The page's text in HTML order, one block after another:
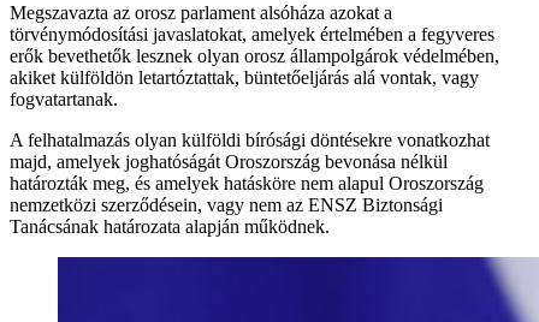
Megszavazta az orosz parlament alsóháza azokat a
törvénymódosítási javaslatokat, amelyek értelmében a fegyveres
erők bevethetők lesznek olyan orosz állampolgárok védelmében,
akiket külföldön letartóztattak, büntetőeljárás alá vontak, vagy
fogvatartanak.
A felhatalmazás olyan külföldi bírósági döntésekre vonatkozhat
majd, amelyek joghatóságát Oroszország bevonása nélkül
határozták meg, és amelyek hatásköre nem alapul Oroszország
nemzetközi szerződésein, vagy nem az ENSZ Biztonsági
Tanácsának határozata alapján működnek.